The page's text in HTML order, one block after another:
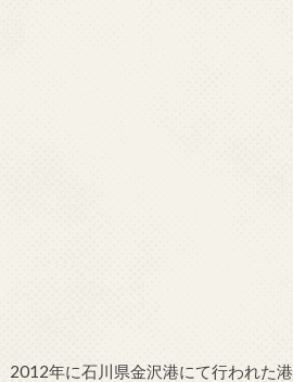
2012年に石川県金沢港にて行われた港